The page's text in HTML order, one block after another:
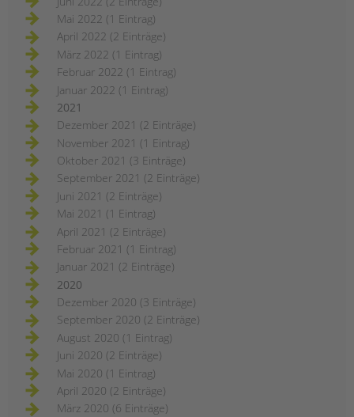
Mai 2022 (1 Eintrag)
April 2022 (2 Einträge)
März 2022 (1 Eintrag)
Februar 2022 (1 Eintrag)
Januar 2022 (1 Eintrag)
2021
Dezember 2021 (2 Einträge)
November 2021 (1 Eintrag)
Oktober 2021 (3 Einträge)
September 2021 (2 Einträge)
Juni 2021 (2 Einträge)
Mai 2021 (1 Eintrag)
April 2021 (2 Einträge)
Februar 2021 (1 Eintrag)
Januar 2021 (2 Einträge)
2020
Dezember 2020 (3 Einträge)
September 2020 (2 Einträge)
August 2020 (1 Eintrag)
Juni 2020 (2 Einträge)
Mai 2020 (1 Eintrag)
April 2020 (2 Einträge)
März 2020 (6 Einträge)